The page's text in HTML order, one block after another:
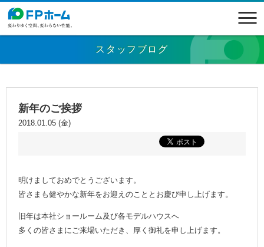
スタッフブログ
新年のご挨拶
2018.01.05 (金)
明けましておめでとうございます。
皆さまも健やかな新年をお迎えのこととお慶び申し上げます。
旧年は本社ショールーム及び各モデルハウスへ
多くの皆さまにご来場いただき、厚く御礼を申し上げます。